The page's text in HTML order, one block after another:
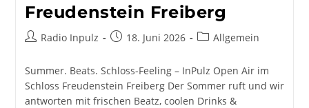
Freudenstein Freiberg
Beitrags-
Radio Inpulz
Beitrag18. Juni 2026
Beitrags-
Allgemein
Summer. Beats. Schloss-Feeling – InPulz Open Air im
Schloss Freudenstein Freiberg Der Sommer ruft und wir
antworten mit frischen Beatz, coolen Drinks &